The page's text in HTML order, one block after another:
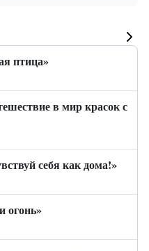
птица»
в мир красок с
себя как дома!»
огонь»